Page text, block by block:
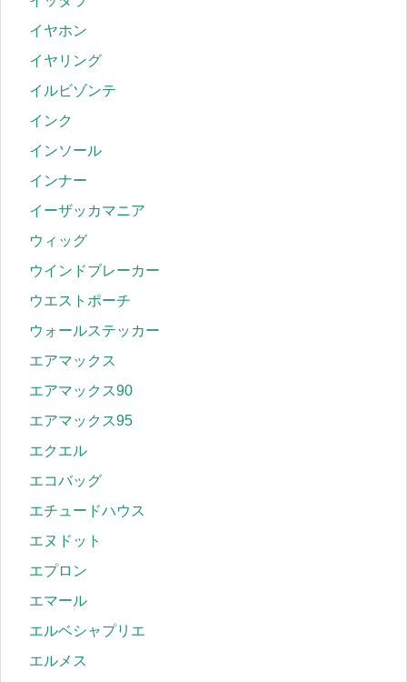
イヤホン
イヤリング
イルビゾンテ
インク
インソール
インナー
イーザッカマニア
ウィッグ
ウインドブレーカー
ウエストポーチ
ウォールステッカー
エアマックス
エアマックス90
エアマックス95
エクエル
エコバッグ
エチュードハウス
エヌドット
エプロン
エマール
エルベシャプリエ
エルメス